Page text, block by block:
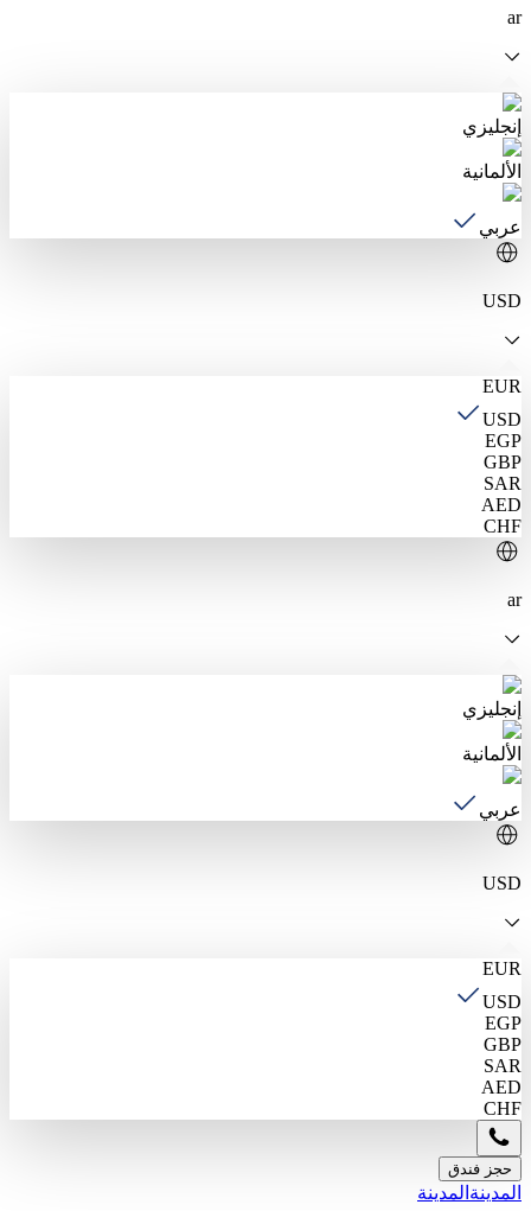
ar
إنجليزي
الألمانية
عربي
USD
EUR
USD
EGP
GBP
SAR
AED
CHF
ar
إنجليزي
الألمانية
عربي
USD
EUR
USD
EGP
GBP
SAR
AED
CHF
حجز فندق
المدينة المدينة